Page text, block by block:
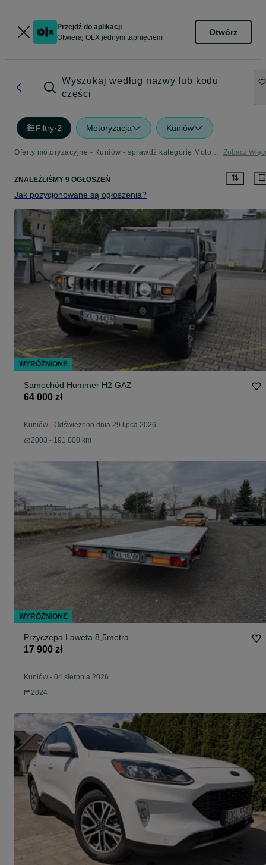
Przejdź do aplikacji
Otwieraj OLX jednym tapnięciem
Otwórz
Wyszukaj według nazwy lub kodu
części
Filtry·2 Motoryzacja Kuniów
Oferty motoryzacyjne - Kuniów - sprawdź kategorię Motoryzacja Zobacz
ZNALEŹLIŚMY 9 OGŁOSZEŃ
Jak pozycjonowane są ogłoszenia?
Samochód Hummer H2 GAZ
64 000 zł
Kuniów - Odświeżono dnia 29 lipca 2026
2003 - 191 000 km
Przyczepa Laweta 8,5metra
17 900 zł
Kuniów - 04 sierpnia 2026
2024
WYRÓŻNIONE
WYRÓŻNIONE